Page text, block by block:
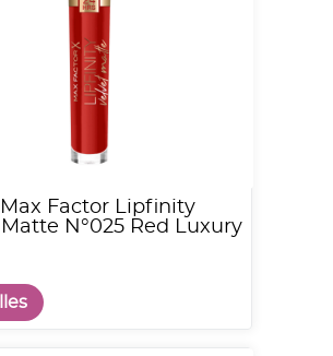
Factor Lipfinity
N°025 Red Luxury